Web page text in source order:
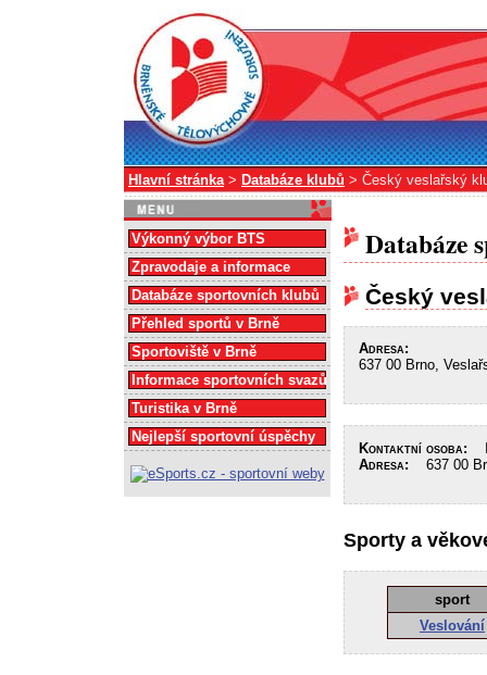
Hlavní stránka> Databáze klubů > Český veslařský
Databáze
Český
Adresa:
637 00 Brno,
Kontaktní osoba:
Adresa: 637 00
Sporty a
sport
Veslování
Výkonný výbor BTS
Zpravodaje a informace
Databáze sportovních klubů
Přehled sportů v Brně
Sportoviště v Brně
Informace sportovních svazů
Turistika v Brně
Nejlepší sportovní úspěchy